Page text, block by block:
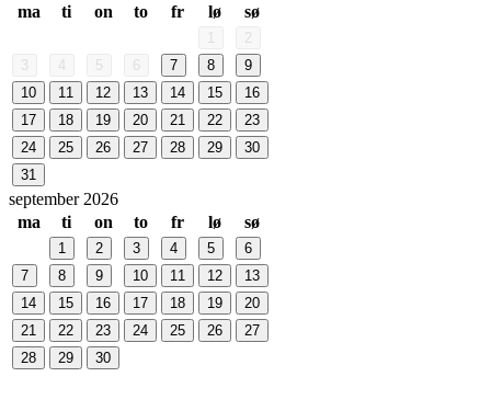
ma
ti on to fr lø sø
1
2
3
4 5 6 7 8
9
10
11 12 13 14 15
16
17
18 19 20 21 22
23
24
25 26 27 28 29
30
31
september 2026
ma
ti on to fr lø sø
1 2 3 4 5
6
7
8 9 10 11 12
13
14
15 16 17 18 19
20
21
22 23 24 25 26
27
28
29 30